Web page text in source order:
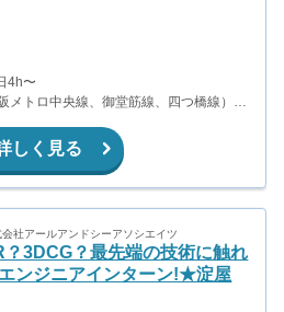
4h〜
メトロ中央線、御堂筋線、四つ橋線）
、京阪本線）
しく見る
会社アールアンドシーアソシエイツ
？3DCG？最先端の技術に触れ
ンジニアインターン!★淀屋